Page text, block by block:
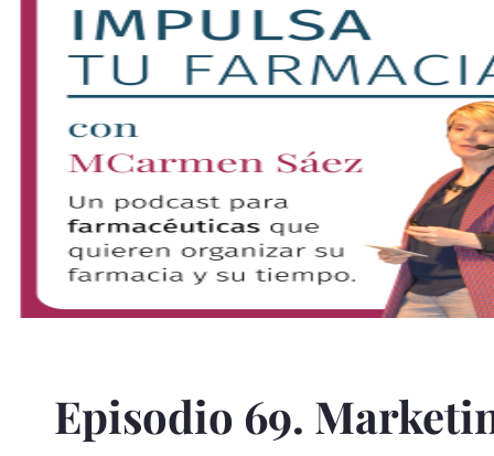
Episodio 69.